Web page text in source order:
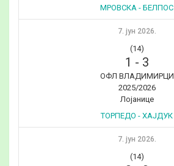
МРОВСКА - БЕЛПОС
7. јун 2026.
(14)
1 - 3
ОФЛ ВЛАДИМИРЦИ
2025/2026
Лојанице
ТОРПЕДО - ХАЈДУК
7. јун 2026.
(14)